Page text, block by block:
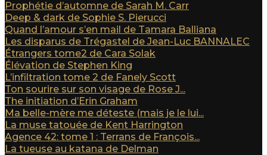
Prophétie d’automne de Sarah M. Carr
Deep & dark de Sophie S. Pierucci
Quand l’amour s’en mail de Tamara Balliana
Les disparus de Trégastel de Jean-Luc BANNALEC
Étrangers tome2 de Cara Solak
Élévation de Stephen King
L’infiltration tome 2 de Fanely Scott
Ton sourire sur son visage de Rose J...
The initiation d’Erin Graham
Ma belle-mère me déteste (mais je le lui...
La muse tatouée de Kent Harrington
Agence 42: tome 1 : Terrans de François...
La tueuse au katana de Delman